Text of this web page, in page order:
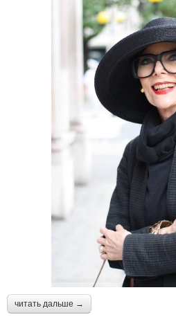
читать дальше →